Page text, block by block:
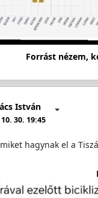
Forrást nézem,
István
30. 19:45
hagynak el a